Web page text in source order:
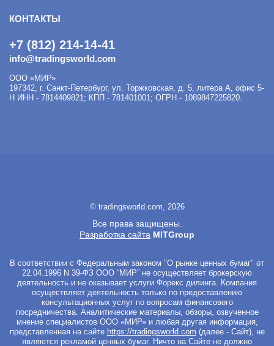
КОНТАКТЫ
+7 (812) 214-14-41
info@tradingsworld.com
ООО «МИР»
197342, г. Санкт-Петербург, ул. Торжковская, д. 5, литера А, офис 5-
Н ИНН - 7814409821; КПП - 781401001; ОГРН - 1089847225820.
© tradingsworld.com, 2026
Все права защищены.
Разработка сайта MITGroup
В соответствии с Федеральным законом "О рынке ценных бумаг" от
22.04.1996 N 39-ФЗ ООО “МИР” не осуществляет брокерскую
деятельность и не оказывает услуги Форекс дилинга. Компания
осуществляет деятельность только по предоставлению
консультационных услуг по вопросам финансового
посредничества. Аналитические материалы, обзоры, озвученное
мнение специалистов ООО «МИР» и любая другая информация,
представленная на сайте https://tradingsworld.com (далее - Сайт), не
являются рекламой ценных бумаг. Ничто на Сайте не должно